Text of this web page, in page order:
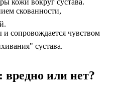
кожи вокруг сустава.
скованности,
сопровождается чувством
сустава.
или нет?